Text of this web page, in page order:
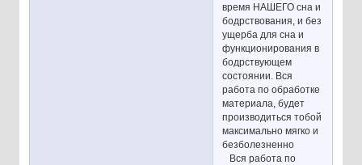
время НАШЕГО сна и
бодрствования, и без
ущерба для сна и
функционирования в
бодрствующем
состоянии. Вся
работа по обработке
материала, будет
производиться тобой
максимально мягко и
безболезненно
Вся работа по